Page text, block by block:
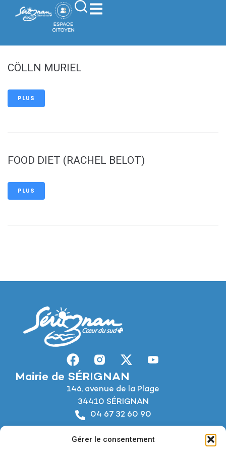
Gérer le consentement
principal
CÖLLN MURIEL
PLUS
FOOD DIET (RACHEL BELOT)
PLUS
Mairie de SÉRIGNAN
146, avenue de la Plage
34410 SÉRIGNAN
04 67 32 60 90
Horaires d’ouverture